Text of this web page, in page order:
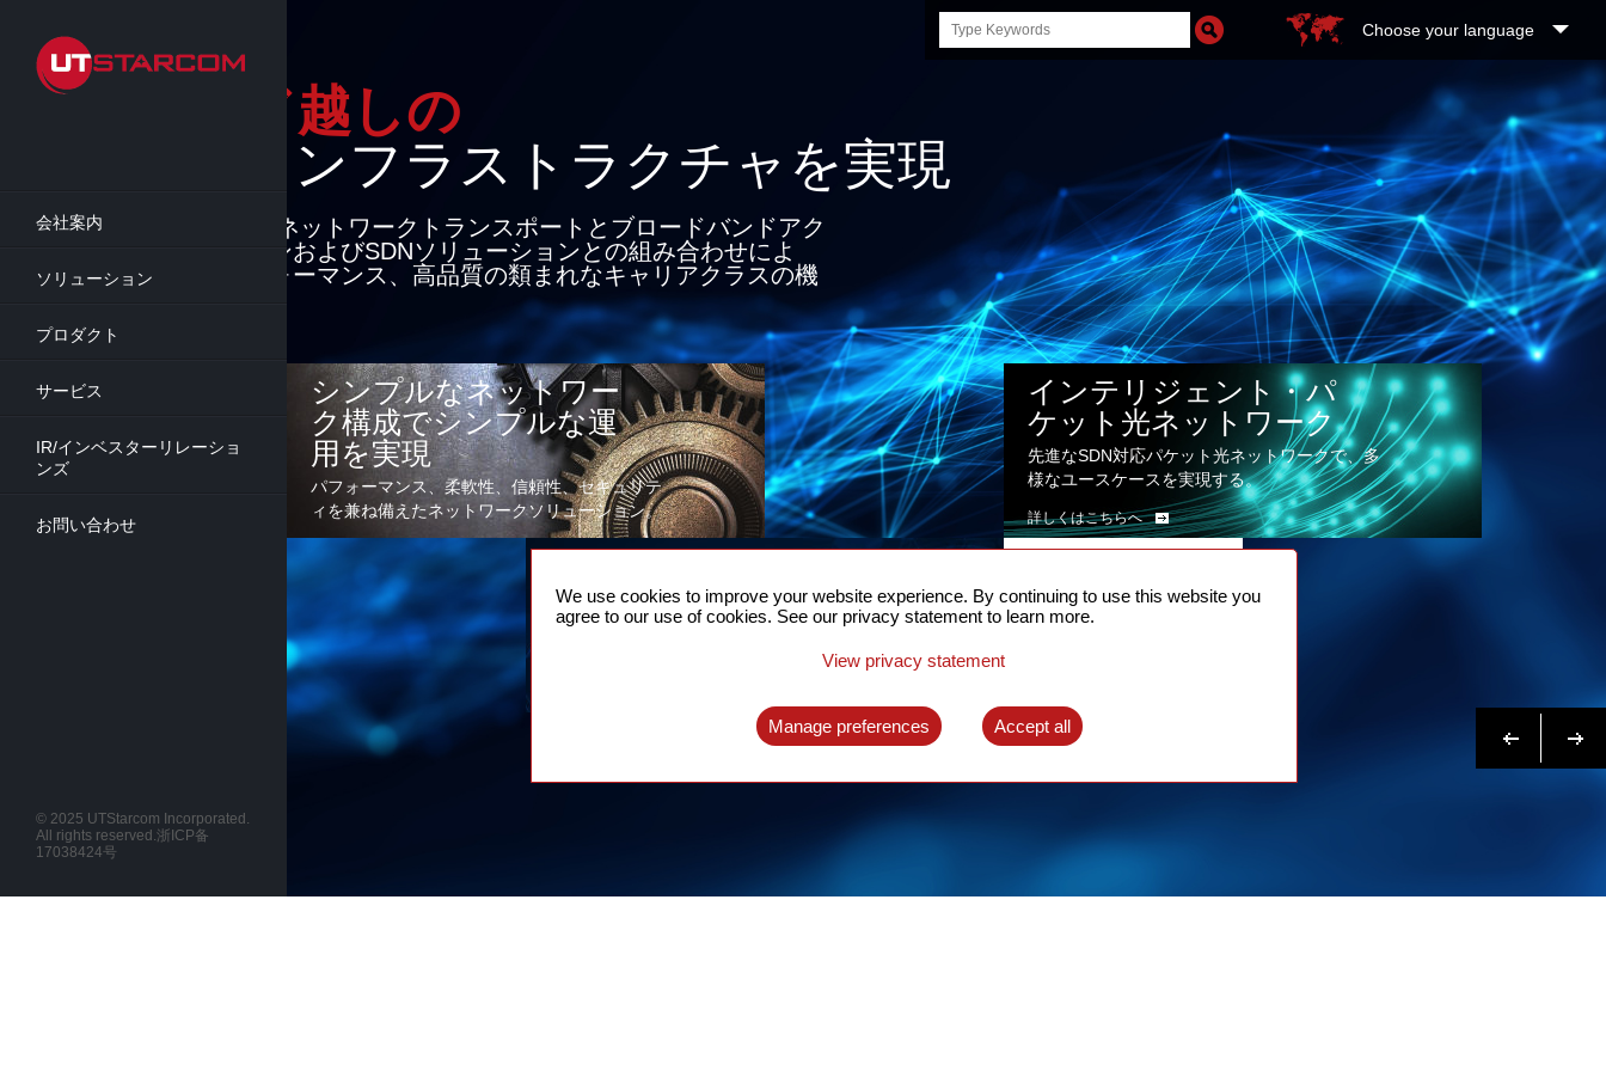
main
content
会社案内
ソリューション
プロダクト
サービス
IR/インベスターリレーショ
ンズ
お問い合わせ
Search
this
Choose your language
クラウド越しの
インフラストラクチャを実現
最先端のパケットネットワークトランスポートとブロードバンドアク
セスソリューションおよびSDNソリューションとの組み合わせによ
り、柔軟性、パフォーマンス、高品質の類まれなキャリアクラスの機
詳細
シンプルなネットワー
ク構成でシンプルな運
用を実現
パフォーマンス、柔軟性、信頼性、セキュリテ
ィを兼ね備えたネットワークソリューション。
詳しくはこちらへ
インテリジェント・パ
ケット光ネットワーク
先進なSDN対応パケット光ネットワークで、多
様なユースケースを実現する。
詳しくはこちらへ
同期
パケットネットワークに対応した完全な時刻同
詳しくはこちらへ
© 2025 UTStarcom Incorporated.
All rights reserved.浙ICP备
17038424号
We use cookies to improve your website experience. By continuing to use this website you
agree to our use of cookies. See our privacy statement to learn more.
View privacy statement
Manage preferences Accept all